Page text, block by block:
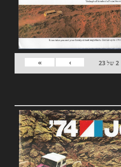
2של23
›
»